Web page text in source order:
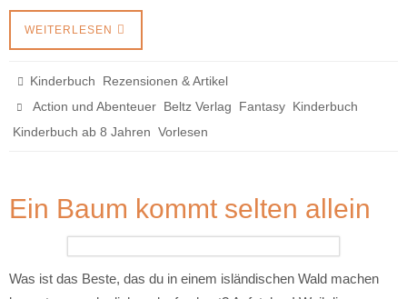
WEITERLESEN
Kinderbuch
Rezensionen & Artikel
Action und Abenteuer Beltz Verlag Fantasy Kinderbuch
Kinderbuch ab 8 Jahren Vorlesen
Ein Baum kommt selten allein
Was ist das Beste, das du in einem isländischen Wald machen